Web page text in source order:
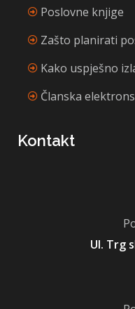
Poslovne knjige
Zašto planirati
Kako uspješno
Članska
Kontakt
Ul. Trg